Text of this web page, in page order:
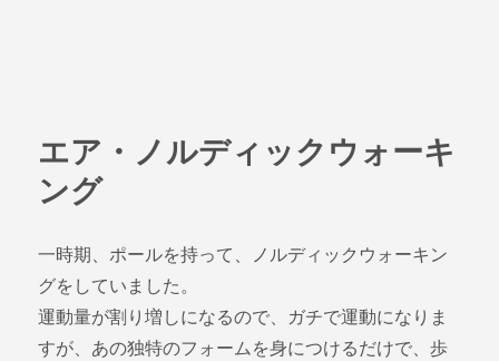
エア・ノルディックウォーキ
ング
一時期、ポールを持って、ノルディックウォーキン
グをしていました。
運動量が割り増しになるので、ガチで運動になりま
すが、あの独特のフォームを身につけるだけで、歩